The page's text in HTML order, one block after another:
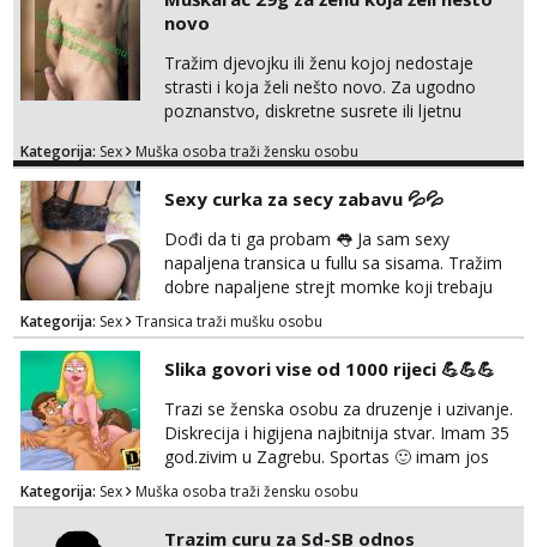
isključivo ozbiljni, solventni i poslušni subovi
koji žude za strogim zapovijedima, sissy
transformacijom (rublje, elegancija) i
potpunim psihološkim treni...
novo
Tražim djevojku ili ženu kojoj nedostaje
strasti i koja želi nešto novo. Za ugodno
poznanstvo, diskretne susrete ili ljetnu
uredan. Slobodna ili zauzeta, dobrodošla. Prvi
kasnije može poziv. Sl. Brod moj prostor
Zagreb i ostatak Hrvatske mobilan !
𝗡𝗮𝗽𝗼𝗺𝗲𝗻𝗮 tražim samo žene...
Kategorija: Sex Muška osoba traži žensku osobu
Sexy curka za secy zabavu 💦💦
Dođi da ti ga probam 👅 Ja sam sexy
napaljena transica u fullu sa sisama. Tražim
dobre napaljene strejt momke koji trebaju
diskretno pražnjenje kite. Samo za dobre
frajere koji drže do sebe. Imaj neku sliku.
Pozivi i poruke bez slike - nema odgovora.
Pojebi me Poruke WhatsApp: 0998667649
Kategorija: Sex Transica traži mušku osobu
Slika govori vise od 1000 rijeci 💪💪💪
Trazi se ženska osobu za druzenje i uzivanje.
Diskrecija i higijena najbitnija stvar. Imam 35
god.zivim u Zagrebu. Sportas 🙂 imam jos
kondicije 🤣 Za sve informacije i dogovore na
mail I molim samo ozbiljne i zainteresirane
😉!! I molim takoder da se ne javljaju muski!!!
Kategorija: Sex Muška osoba traži žensku osobu
Trazim curu za Sd-SB odnos